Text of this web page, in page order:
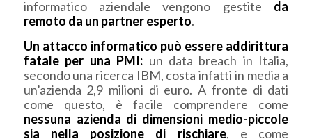
informatico aziendale vengono gestite da
remoto da un partner esperto.
Un attacco informatico può essere addirittura
fatale per una PMI: un data breach in Italia,
secondo una ricerca IBM, costa infatti in media a
un’azienda 2,9 milioni di euro. A fronte di dati
come questo, è facile comprendere come
nessuna azienda di dimensioni medio-piccole
sia nella posizione di rischiare, e come